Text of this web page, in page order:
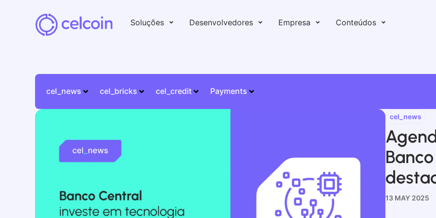
Soluções Desenvolvedores Empresa Conteúdos
cel_news cel_bricks cel_credit Payments
cel_news
13 MAY 2025